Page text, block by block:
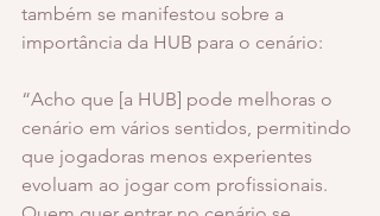
também se manifestou sobre a
importância da HUB para o cenário:
“Acho que [a HUB] pode melhoras o
cenário em vários sentidos, permitindo
que jogadoras menos experientes
evoluam ao jogar com profissionais.